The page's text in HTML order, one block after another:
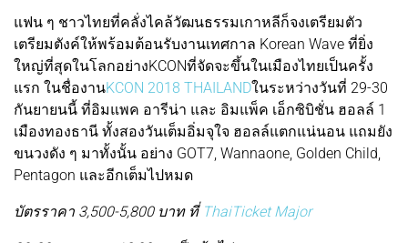
แฟน ๆ ชาวไทยที่คลั่งไคล้วัฒนธรรมเกาหลีก็จงเตรียมตัว
เตรียมตังค์ให้พร้อมต้อนรับงานเทศกาล Korean Wave ที่ยิ่ง
ใหญ่ที่สุดในโลกอย่างKCONที่จัดจะขึ้นในเมืองไทยเป็นครั้ง
แรก ในชื่องานKCON 2018 THAILANDในระหว่างวันที่ 29-30
กันยายนนี้ ที่อิมแพค อารีน่า และ อิมแพ็ค เอ็กซิบิชั่น ฮอลล์ 1
เมืองทองธานี ทั้งสองวันเต็มอิ่มจุใจ ฮอลล์แตกแน่นอน แถมยัง
ขนวงดัง ๆ มาทั้งนั้น อย่าง GOT7, Wannaone, Golden Child,
Pentagon และอีกเต็มไปหมด
บัตรราคา 3,500-5,800 บาท ที่ ThaiTicket Major